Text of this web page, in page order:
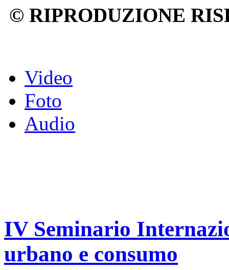
© RIPRODUZIONE
Video
Foto
Audio
IV Seminario
urbano e consumo